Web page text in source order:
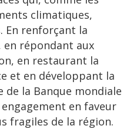
climatiques,
En renforçant la
répondant aux
en restaurant la
et en développant la
la Banque mondiale
en faveur
fragiles de la région.